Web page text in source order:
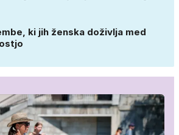
ki jih ženska doživlja med